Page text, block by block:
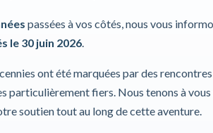
passées à vos côtés, nous vous
le 30 juin 2026
ont été marquées par des
particulièrement fiers. Nous tenons à
soutien tout au long de cette aventure.
Champs
Champs opératoires